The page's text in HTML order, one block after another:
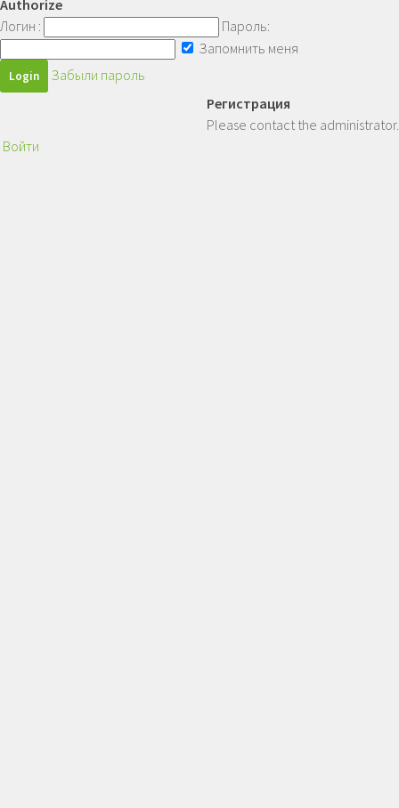
Authorize
Логин :
Пароль:
Запомнить меня
Забыли пароль
Регистрация
Please contact the administrator.
Войти